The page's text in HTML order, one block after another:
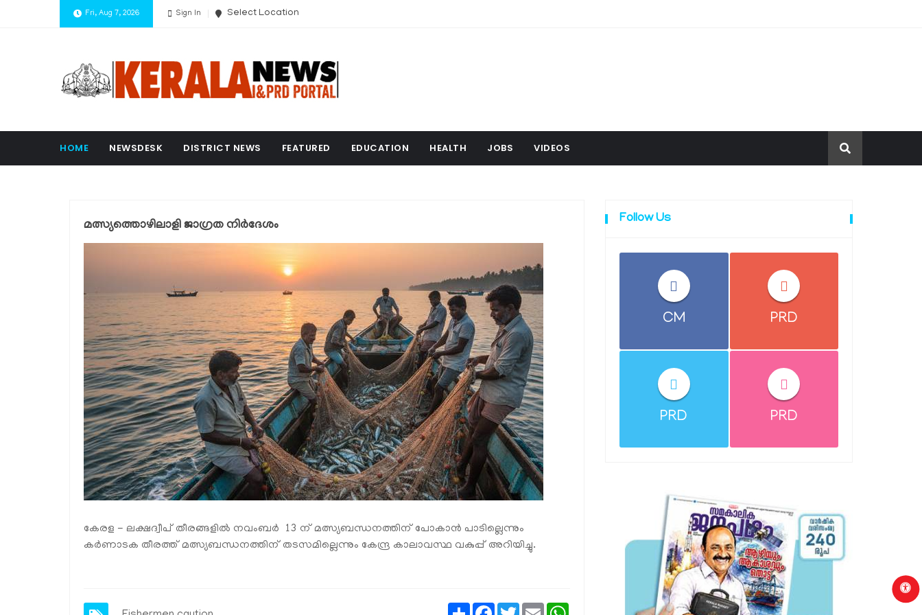
Fri, Aug 7, 2026 Sign In Select Location
HOME NEWSDESK DISTRICT NEWS FEATURED EDUCATION HEALTH JOBS VIDEOS
മത്സ്യത്തൊഴിലാളി ജാഗ്രത നിർദേശം
കേരള - ലക്ഷദ്വീപ് തീരങ്ങളിൽ നവംബർ 13 ന് മത്സ്യബന്ധനത്തിന് പോകാൻ പാടില്ലെന്നും
കർണാടക തീരത്ത് മത്സ്യബന്ധനത്തിന് തടസമില്ലെന്നും കേന്ദ്ര കാലാവസ്ഥ വകുപ്പ് അറിയിച്ചു.
ShareFacebook
TwitterEmail
Follow Us
CM PRD
PRD PRD